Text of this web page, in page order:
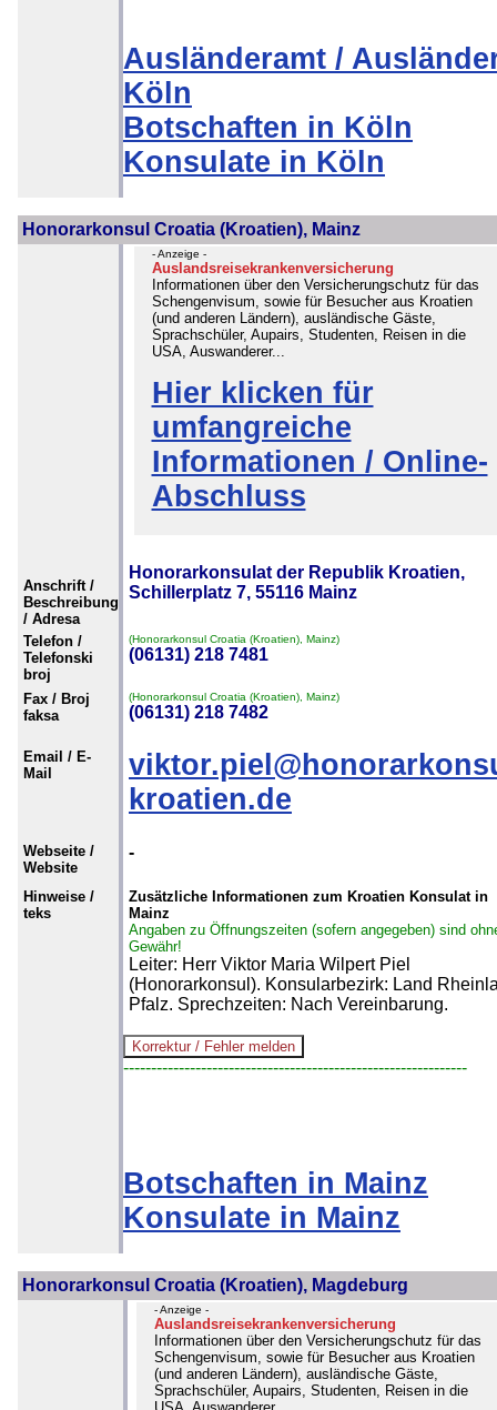
Ausländeramt /
Köln
Botschaften in Köln
Konsulate in Köln
Honorarkonsul Croatia (Kroatien), Mainz
- Anzeige -
Auslandsreisekrankenversicherung
Informationen über den Versicherungschutz für das
Schengenvisum, sowie für Besucher aus Kroatien
(und anderen Ländern), ausländische Gäste,
Sprachschüler, Aupairs, Studenten, Reisen in die
USA, Auswanderer...
Hier klicken für
umfangreiche
Informationen / Online-
Abschluss
Anschrift /
Beschreibung
/ Adresa
Honorarkonsulat der Republik Kroatien,
Schillerplatz 7, 55116 Mainz
Telefon /
Telefonski
broj
(Honorarkonsul Croatia (Kroatien), Mainz)
(06131) 218 7481
Fax / Broj
faksa
(Honorarkonsul Croatia (Kroatien), Mainz)
(06131) 218 7482
Email / E-
Mail
kroatien.de
Webseite /
Website
-
Hinweise /
teks
Zusätzliche Informationen zum Kroatien Konsulat in
Mainz
Angaben zu Öffnungszeiten (sofern angegeben) sind
Gewähr!
Leiter: Herr Viktor Maria Wilpert Piel
(Honorarkonsul). Konsularbezirk: Land
Pfalz. Sprechzeiten: Nach Vereinbarung.
--------------------------------------------------------------
Botschaften in Mainz
Konsulate in Mainz
Honorarkonsul Croatia (Kroatien), Magdeburg
- Anzeige -
Auslandsreisekrankenversicherung
Informationen über den Versicherungschutz für das
Schengenvisum, sowie für Besucher aus Kroatien
(und anderen Ländern), ausländische Gäste,
Sprachschüler, Aupairs, Studenten, Reisen in die